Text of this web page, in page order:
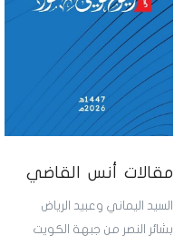
مقالات أنس القاضي
السيد اليماني وعبيد الرياض
بشائر النصر من جبهة الكويت